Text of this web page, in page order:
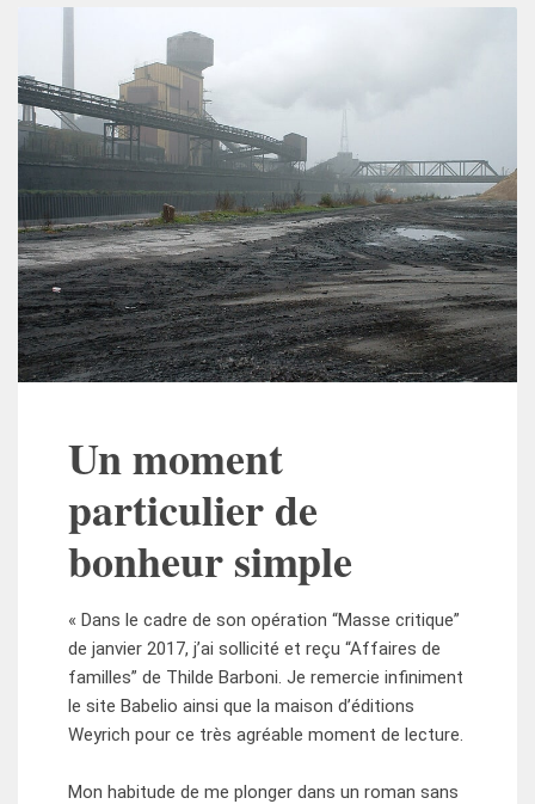
Un moment
particulier de
bonheur simple
« Dans le cadre de son opération “Masse critique”
de janvier 2017, j’ai sollicité et reçu “Affaires de
familles” de Thilde Barboni. Je remercie infiniment
le site Babelio ainsi que la maison d’éditions
Weyrich pour ce très agréable moment de lecture.
Mon habitude de me plonger dans un roman sans